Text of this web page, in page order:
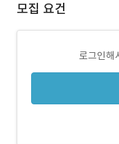
모집 요건
로그인해